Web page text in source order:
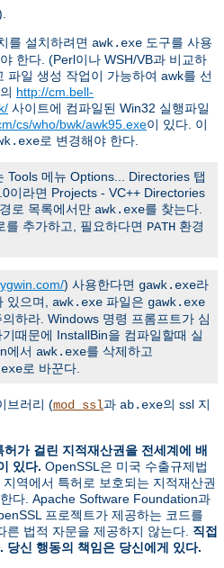
를 설치하려면 awk.exe 도구를 사용
한다. (Perl이나 WSH/VB과 비교하
파일 생성 작업이 가능하여 awk를 선
http://cm.bell-
사이트에 컴파일된 Win32 실행파일
cs/who/bwk/awk95.exe이 있다. 이
로 변경해야 한다.
Tools 메뉴 Options... Directories 탭
이라면 Projects - VC++ Directories
로 목록에서만 awk.exe를 찾는다.
를 추가하고, 필요하다면 PATH 환경
) 사용한다면 gawk.exe라
있으며, awk.exe 파일은 gawk.exe
하라. Windows 명령 프롬프트가 심
때문에 InstallBin을 컴파일할때 실
에서 awk.exe를 삭제하고
로 바꾼다.
브러리 (mod_ssl과 ab.exe의 ssl 지
가 걸린 지적재산권을 전세계에 배
있다. OpenSSL은 미국 수출규제법
역에서 특허로 보호되는 지적재산권
다. Apache Software Foundation과
프로젝트가 제공하는 코드를
른 법적 자문을 제공하지 않는다. 직접
당신 행동의 책임은 당신에게 있다.